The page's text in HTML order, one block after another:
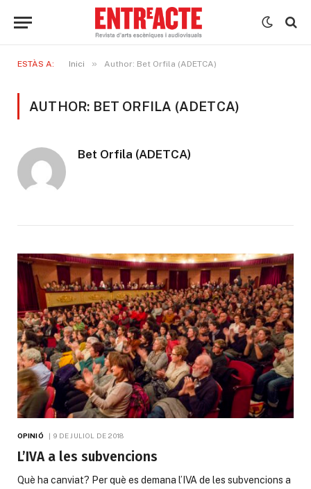
ESTÀS A: Inici » Author: Bet Orfila (ADETCA)
AUTHOR: BET ORFILA (ADETCA)
Bet Orfila (ADETCA)
OPINIÓ 9 DE JULIOL DE 2018
L’IVA a les subvencions
Què ha canviat? Per què es demana l’IVA de les subvencions a